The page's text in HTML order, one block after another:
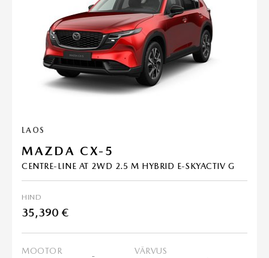
LAOS
MAZDA CX-5
CENTRE-LINE AT 2WD 2.5 M HYBRID E-SKYACTIV G
HIND
35,390 €
MOOTOR
VÄRVUS